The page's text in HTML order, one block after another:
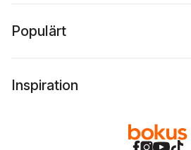
Populärt
Inspiration